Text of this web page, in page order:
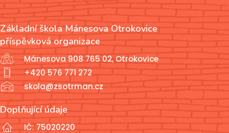
Základní škola Mánesova Otrokovice
příspěvková organizace
Mánesova 908 765 02, Otrokovice
+420 576 771 272
skola@zsotrman.cz
Doplňující údaje
IČ: 75020220